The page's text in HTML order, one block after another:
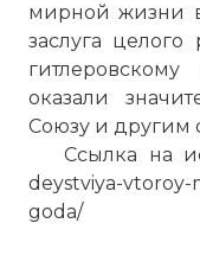
мирной жизни
заслуга
оказали
Союзу и другим
Ссылка на
deystviya-vtoroy-
goda/